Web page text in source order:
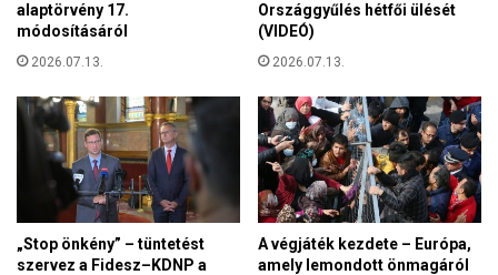
alaptörvény 17.
módosításáról
2026.07.13.
Országgyűlés hétfői ülését
(VIDEÓ)
2026.07.13.
„Stop önkény” – tüntetést
szervez a Fidesz–KDNP a
A végjáték kezdete – Európa,
amely lemondott önmagáról